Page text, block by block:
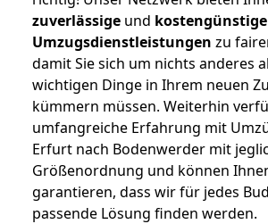
zuverlässige und kostengünstige
Umzugsdienstleistungen zu
damit Sie sich um nichts anderes
wichtigen Dinge in Ihrem neuen
kümmern müssen. Weiterhin
umfangreiche Erfahrung mit
Erfurt nach Bodenwerder mit
Größenordnung und können
garantieren, dass wir für jedes
passende Lösung finden werden.